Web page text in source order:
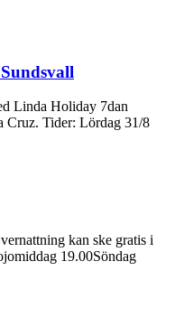
Linda Holiday 7dan
Cruz. Tider: Lördag 31/8
kan ske gratis i
19.00Söndag